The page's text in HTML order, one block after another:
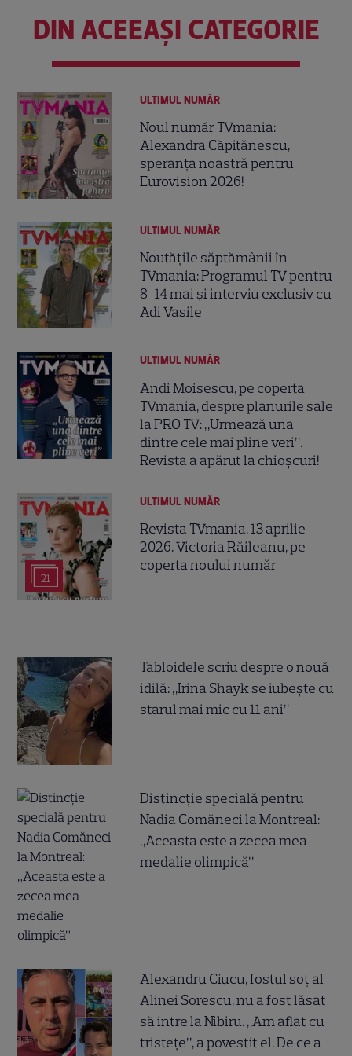
DIN ACEEAȘI CATEGORIE
ULTIMUL NUMĂR
Noul număr TVmania:
Alexandra Căpitănescu,
speranța noastră pentru
Eurovision 2026!
ULTIMUL NUMĂR
Noutățile săptămânii în
TVmania: Programul TV pentru
8-14 mai și interviu exclusiv cu
Adi Vasile
ULTIMUL NUMĂR
Andi Moisescu, pe coperta
TVmania, despre planurile sale
la PRO TV: „Urmează una
dintre cele mai pline veri”.
Revista a apărut la chioșcuri!
21
ULTIMUL NUMĂR
Revista TVmania, 13 aprilie
2026. Victoria Răileanu, pe
coperta noului număr
Tabloidele scriu despre o nouă
idilă: „Irina Shayk se iubește cu
starul mai mic cu 11 ani”
Distincție specială pentru
Nadia Comăneci la Montreal:
„Aceasta este a zecea mea
medalie olimpică”
Alexandru Ciucu, fostul soț al
Alinei Sorescu, nu a fost lăsat
să intre la Nibiru. „Am aflat cu
tristețe”, a povestit el. De ce a